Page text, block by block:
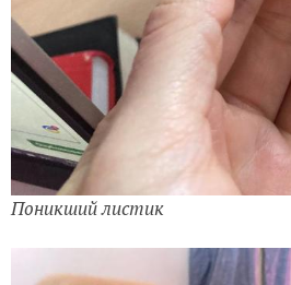
Поникший листик